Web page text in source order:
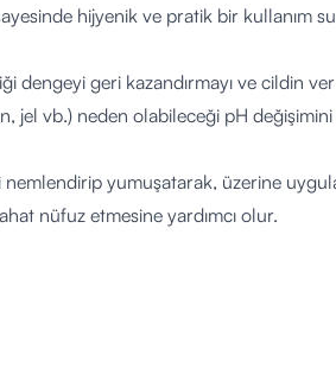
hijyenik ve pratik bir kullanım
dengeyi geri kazandırmayı ve cildin
jel vb.) neden olabileceği pH
yumuşatarak, üzerine
nüfuz etmesine yardımcı olur.